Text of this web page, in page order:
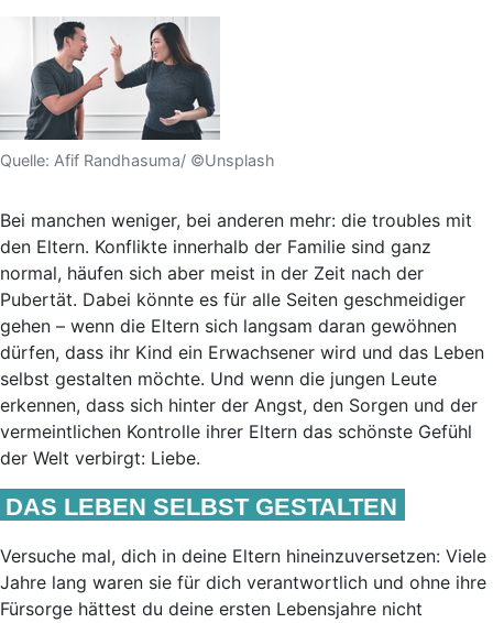
Quelle: Afif Randhasuma/ ©Unsplash
Bei manchen weniger, bei anderen mehr: die troubles mit
den Eltern. Konflikte innerhalb der Familie sind ganz
normal, häufen sich aber meist in der Zeit nach der
Pubertät. Dabei könnte es für alle Seiten geschmeidiger
gehen – wenn die Eltern sich langsam daran gewöhnen
dürfen, dass ihr Kind ein Erwachsener wird und das Leben
selbst gestalten möchte. Und wenn die jungen Leute
erkennen, dass sich hinter der Angst, den Sorgen und der
vermeintlichen Kontrolle ihrer Eltern das schönste Gefühl
der Welt verbirgt: Liebe.
DAS LEBEN SELBST GESTALTEN
Versuche mal, dich in deine Eltern hineinzuversetzen: Viele
Jahre lang waren sie für dich verantwortlich und ohne ihre
Fürsorge hättest du deine ersten Lebensjahre nicht